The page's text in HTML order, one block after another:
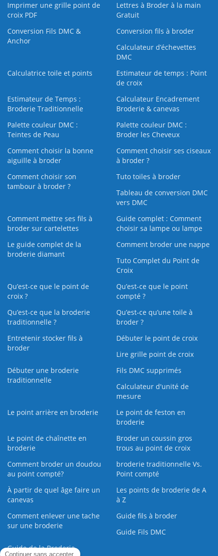
Imprimer une grille point de
croix PDF
Lettres à Broder à la main
Gratuit
Conversion Fils DMC &
Anchor
Conversion fils à broder
Calculateur d’échevettes
DMC
Calculatrice toile et points
Estimateur de temps : Point
de croix
Estimateur de Temps :
Broderie Traditionnelle
Calculateur Encadrement
Broderie & canevas
Palette couleur DMC :
Teintes de Peau
Palette couleur DMC :
Broder les Cheveux
Comment choisir la bonne
aiguille à broder
Comment choisir ses ciseaux
à broder ?
Comment choisir son
tambour à broder ?
Tuto toiles à broder
Tableau de conversion DMC
vers DMC
Comment mettre ses fils à
broder sur cartelettes
Guide complet : Comment
choisir sa lampe ou lampe
Le guide complet de la
broderie diamant
Comment broder une nappe
Tuto Complet du Point de
Croix
Qu’est-ce que le point de
croix ?
Qu’est-ce que le point
compté ?
Qu’est-ce que la broderie
traditionnelle ?
Qu’est‑ce qu’une toile à
broder ?
Entretenir stocker fils à
broder
Débuter le point de croix
Lire grille point de croix
Débuter une broderie
traditionnelle
Fils DMC supprimés
Calculateur d'unité de
mesure
Le point arrière en broderie
Le point de feston en
broderie
Le point de chaînette en
broderie
Broder un coussin gros
trous au point de croix
Comment broder un doudou
au point compté?
broderie traditionnelle Vs.
Point compté
À partir de quel âge faire un
canevas
Les points de broderie de A
à Z
Comment enlever une tache
sur une broderie
Guide fils à broder
Guide Fils DMC
Guide de la Broderie